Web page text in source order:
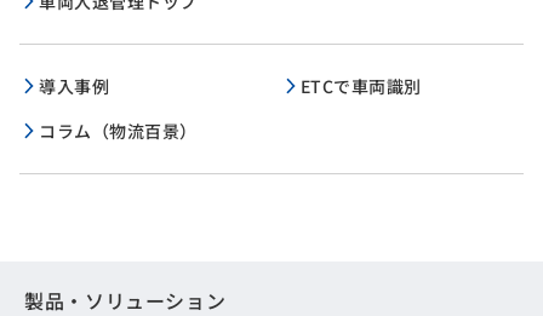
導入事例
ETCで車両識別
コラム（物流百景）
製品・ソリューション